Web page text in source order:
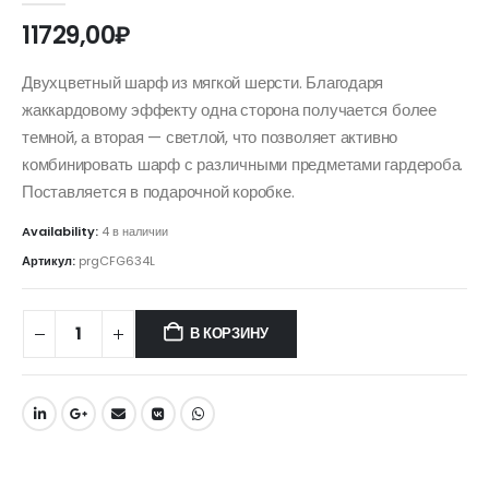
11729,00₽
Двухцветный шарф из мягкой шерсти. Благодаря
жаккардовому эффекту одна сторона получается более
темной, а вторая — светлой, что позволяет активно
комбинировать шарф с различными предметами гардероба.
Поставляется в подарочной коробке.
Availability: 4 в наличии
Артикул: prgCFG634L
В КОРЗИНУ